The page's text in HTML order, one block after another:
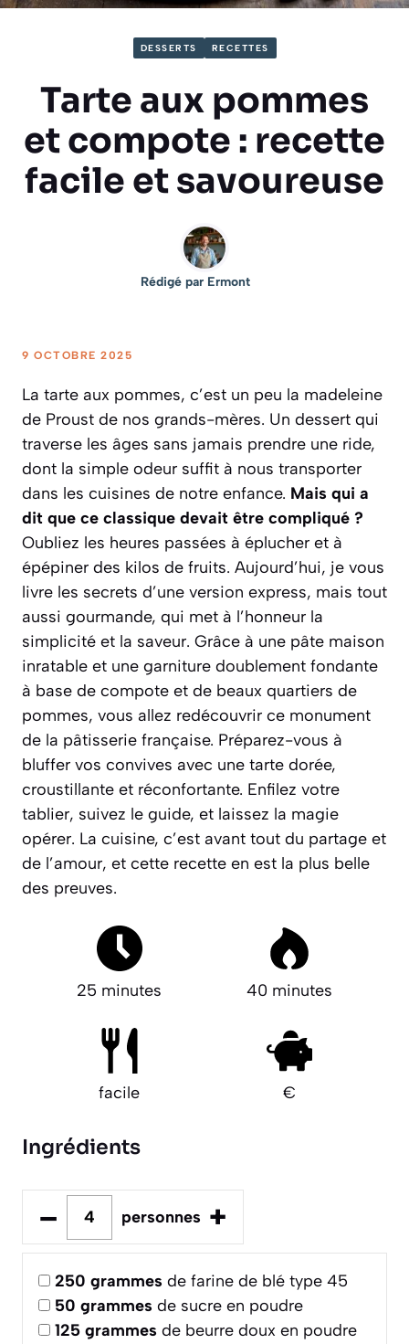
DESSERTS RECETTES
Tarte aux pommes
et compote : recette
facile et savoureuse
Rédigé par Ermont
9 OCTOBRE 2025
La tarte aux pommes, c’est un peu la madeleine
de Proust de nos grands-mères. Un dessert qui
traverse les âges sans jamais prendre une ride,
dont la simple odeur suffit à nous transporter
dans les cuisines de notre enfance. Mais qui a
dit que ce classique devait être compliqué ?
Oubliez les heures passées à éplucher et à
épépiner des kilos de fruits. Aujourd’hui, je vous
livre les secrets d’une version express, mais tout
aussi gourmande, qui met à l’honneur la
simplicité et la saveur. Grâce à une pâte maison
inratable et une garniture doublement fondante
à base de compote et de beaux quartiers de
pommes, vous allez redécouvrir ce monument
de la pâtisserie française. Préparez-vous à
bluffer vos convives avec une tarte dorée,
croustillante et réconfortante. Enfilez votre
tablier, suivez le guide, et laissez la magie
opérer. La cuisine, c’est avant tout du partage et
de l’amour, et cette recette en est la plus belle
des preuves.
25 minutes 40 minutes
facile €
Ingrédients
– personnes +
250 grammes de farine de blé type 45
50 grammes de sucre en poudre
125 grammes de beurre doux en poudre